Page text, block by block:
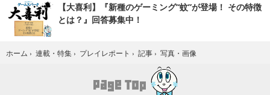
【大喜利】『新種のゲーミング“蚊”が登場！ その特徴
とは？』回答募集中！
ホーム › 連載・特集 › プレイレポート › 記事 › 写真・画像